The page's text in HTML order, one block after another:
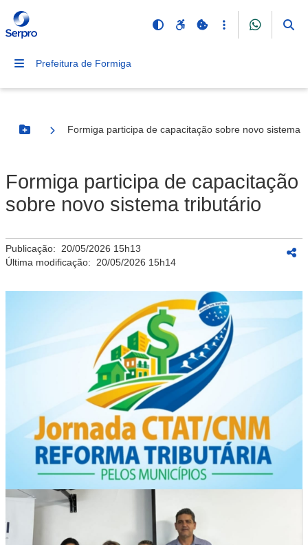
Prefeitura de Formiga
Botão Menu
Formiga participa de capacitação sobre novo sistema
Formiga participa de capacitação
sobre novo sistema tributário
Publicação: 20/05/2026 15h13
Última modificação: 20/05/2026 15h14